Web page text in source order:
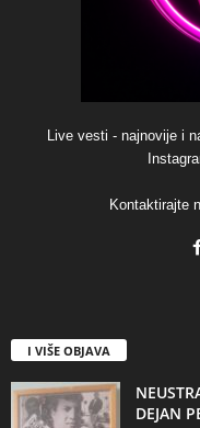
Live vesti - najnovije i
Kontaktirajte
I VIŠE OBJAVA
DEJAN